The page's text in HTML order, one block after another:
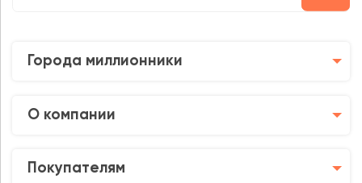
Города миллионники
О компании
Покупателям